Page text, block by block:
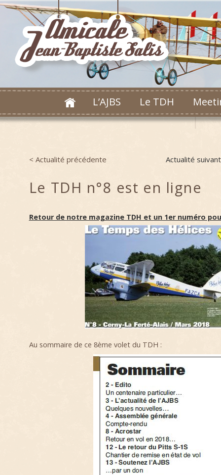
L’AJBS Le TDH
Post navigation
Actualité
< Actualité précédente
Le TDH n°8 est en ligne
Retour de notre magazine TDH et un 1er numéro
Au sommaire de ce 8ème volet du TDH :